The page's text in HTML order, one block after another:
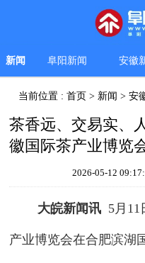
新闻 阜阳新闻 安徽
当前位置 :首页 > 新闻 >安
茶香远、交易实、
徽国际茶产业博览
2026-05-12
大皖新闻讯 5月11
产业博览会在合肥滨湖